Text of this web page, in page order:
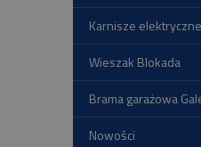
Karnisze elektryczne
Wieszak Blokada
Brama garażowa
Nowości